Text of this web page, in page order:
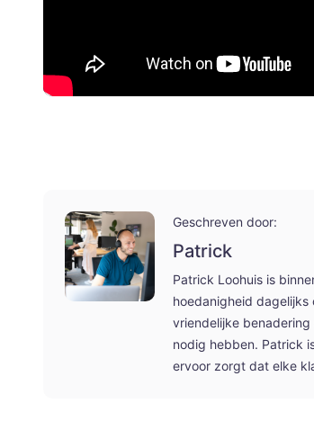
Geschreven door:
Patrick
Patrick Loohuis is
hoedanigheid
vriendelijke
nodig hebben. Patrick
ervoor zorgt dat elke